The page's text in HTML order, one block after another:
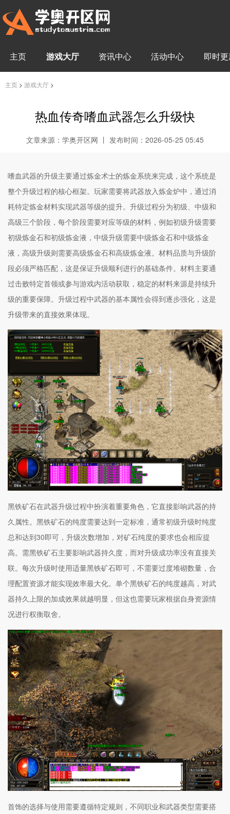
主页 游戏大厅 资讯中心 活动中心 即时
主页 > 游戏大厅 >
热血传奇嗜血武器怎么升级快
文章来源：学奥开区网 丨 发布时间：2026-05-25 05:45
嗜血武器的升级主要通过炼金术士的炼金系统来完成，这个系统是
整个升级过程的核心框架。玩家需要将武器放入炼金炉中，通过消
耗特定炼金材料实现武器等级的提升。升级过程分为初级、中级和
高级三个阶段，每个阶段需要对应等级的材料，例如初级升级需要
初级炼金石和初级炼金液，中级升级需要中级炼金石和中级炼金
液，高级升级则需要高级炼金石和高级炼金液。材料品质与升级阶
段必须严格匹配，这是保证升级顺利进行的基础条件。材料主要通
过击败特定首领或参与游戏内活动获取，稳定的材料来源是持续升
级的重要保障。升级过程中武器的基本属性会得到逐步强化，这是
升级带来的直接效果体现。
黑铁矿石在武器升级过程中扮演着重要角色，它直接影响武器的持
久属性。黑铁矿石的纯度需要达到一定标准，通常初级升级时纯度
总和达到30即可，升级次数增加，对矿石纯度的要求也会相应提
高。需黑铁矿石主要影响武器持久度，而对升级成功率没有直接关
联。每次升级时使用适量黑铁矿石即可，不需要过度堆砌数量，合
理配置资源才能实现效率最大化。单个黑铁矿石的纯度越高，对武
器持久上限的加成效果就越明显，但这也需要玩家根据自身资源情
况进行权衡取舍。
首饰的选择与使用需要遵循特定规则，不同职业和武器类型需要搭